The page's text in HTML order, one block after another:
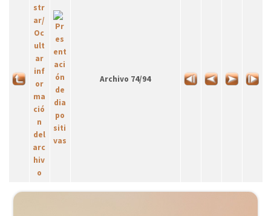
Archivo 74/94